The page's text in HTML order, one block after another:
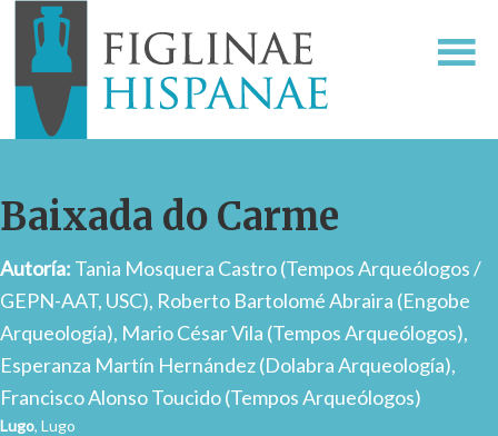
Baixada do Carme
Autoría: Tania Mosquera Castro (Tempos Arqueólogos /
GEPN-AAT, USC), Roberto Bartolomé Abraira (Engobe
Arqueología), Mario César Vila (Tempos Arqueólogos),
Esperanza Martín Hernández (Dolabra Arqueología),
Francisco Alonso Toucido (Tempos Arqueólogos)
Lugo, Lugo